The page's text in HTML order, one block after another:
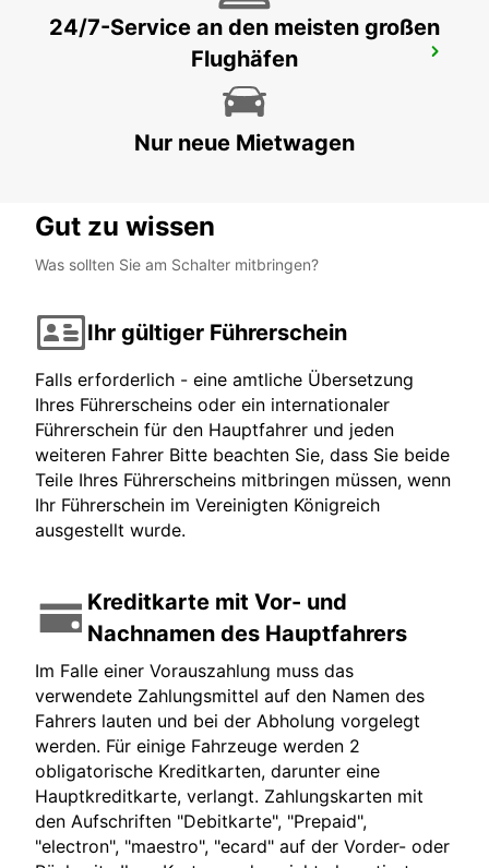
NEW TECHO APT
24/7-Service an den meisten großen
Flughäfen
Nur neue Mietwagen
Gut zu wissen
Was sollten Sie am Schalter mitbringen?
Ihr gültiger Führerschein
Falls erforderlich - eine amtliche Übersetzung
Ihres Führerscheins oder ein internationaler
Führerschein für den Hauptfahrer und jeden
weiteren Fahrer Bitte beachten Sie, dass Sie beide
Teile Ihres Führerscheins mitbringen müssen, wenn
Ihr Führerschein im Vereinigten Königreich
ausgestellt wurde.
Kreditkarte mit Vor- und
Nachnamen des Hauptfahrers
Im Falle einer Vorauszahlung muss das
verwendete Zahlungsmittel auf den Namen des
Fahrers lauten und bei der Abholung vorgelegt
werden. Für einige Fahrzeuge werden 2
obligatorische Kreditkarten, darunter eine
Hauptkreditkarte, verlangt. Zahlungskarten mit
den Aufschriften "Debitkarte", "Prepaid",
"electron", "maestro", "ecard" auf der Vorder- oder